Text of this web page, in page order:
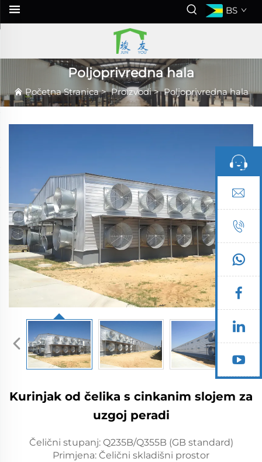
BS
Poljoprivredna hala
Početna Stranica>Proizvodi>Poljoprivredna hala
Kurinjak od čelika s cinkanim slojem za
uzgoj peradi
Čelični stupanj: Q235B/Q355B (GB standard)
Primjena: Čelični skladišni prostor